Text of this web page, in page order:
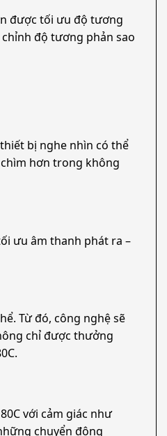
được tối ưu độ tương
độ tương phản sao
bị nghe nhìn có thể
hơn trong không
ưu âm thanh phát ra –
Từ đó, công nghệ sẽ
chỉ được thưởng
với cảm giác như
chuyển động